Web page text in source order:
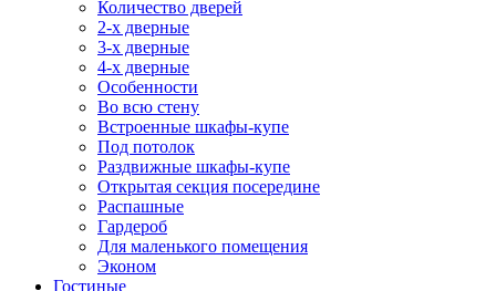
Количество дверей
2-х дверные
3-х дверные
4-х дверные
Особенности
Во всю стену
Встроенные шкафы-купе
Под потолок
Раздвижные шкафы-купе
Открытая секция посередине
Распашные
Гардероб
Для маленького помещения
Эконом
Гостиные